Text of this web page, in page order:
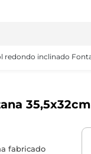
redondo inclinado
fabricado